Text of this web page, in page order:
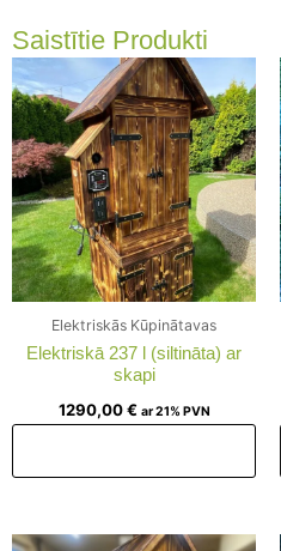
Saistītie Produkti
Elektriskās Kūpinātavas
Elektriskā 237 l (siltināta) ar
skapi
1290,00€ ar 21% PVN